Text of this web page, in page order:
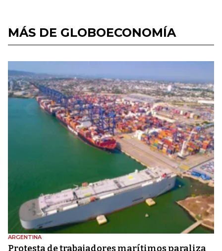
MÁS DE GLOBOECONOMÍA
ARGENTINA
Protesta de trabajadores marítimos paraliza